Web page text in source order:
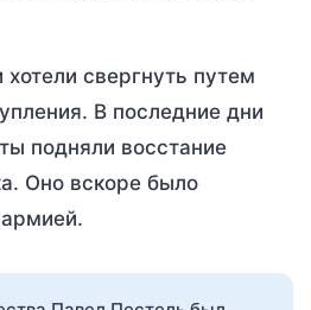
свергнуть путем
В последние дни
подняли восстание
Оно вскоре было